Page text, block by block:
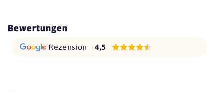
Bewertungen
Rezension 4,5